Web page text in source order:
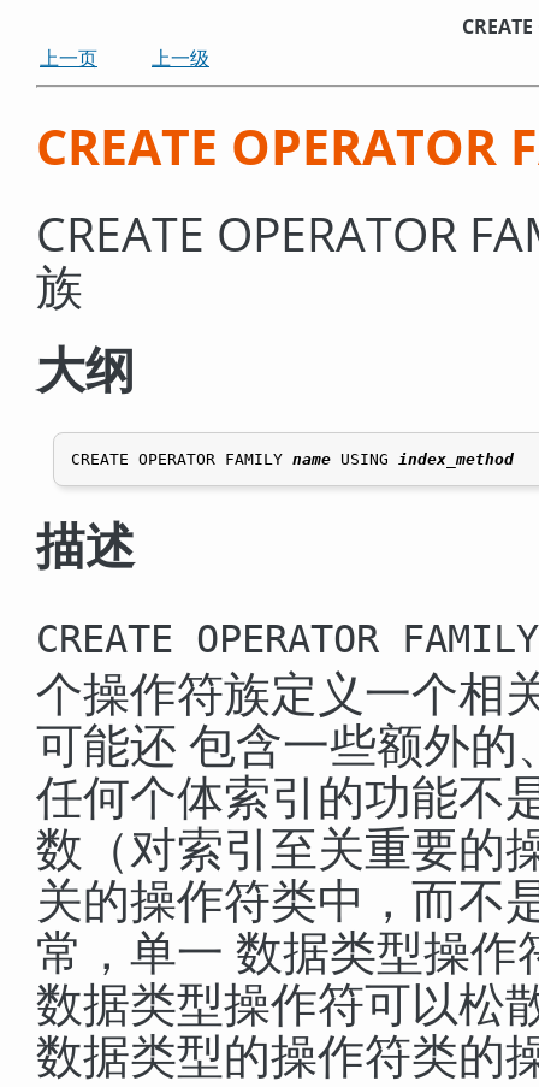
上一页
上一级
CREATE OPERATOR
CREATE OPERATOR
族
大纲
CREATE OPERATOR FAMILY name USING index_method
描述
CREATE OPERATOR FAMILY
个操作符族定义一个相
可能还 包含一些额外
任何个体索引的功能不
数（对索引至关重要的
关的操作符类中，而不
常，单一 数据类型操
数据类型操作符可以松
数据类型的操作符类的